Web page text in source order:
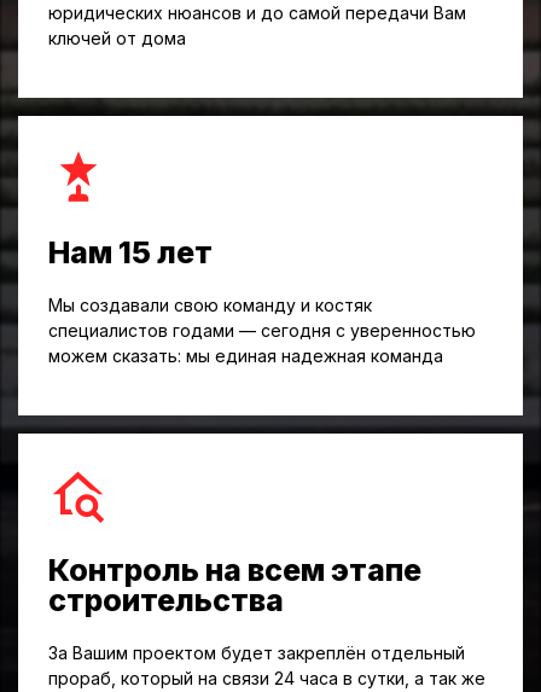
юридических нюансов и до самой передачи Вам
ключей от дома
Нам 15 лет
Мы создавали свою команду и костяк
специалистов годами — сегодня с уверенностью
можем сказать: мы единая надежная команда
Контроль на всем этапе
строительства
За Вашим проектом будет закреплён отдельный
прораб, который на связи 24 часа в сутки, а так же